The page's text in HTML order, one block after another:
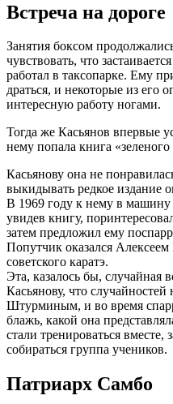
Встреча на дороге
Занятия боксом
чувствовать, что
работал в таксопарке. Ему
драться, и некоторые из его
интересную работу ногами.
Тогда же Касьянов впервые
нему попала книга
Касьянову она не
выкидывать редкое издание
В 1969 году к нему в машину
увидев книгу,
затем предложил ему
Попутчик оказался
советского каратэ.
Эта, казалось бы, случайная
Касьянову, что
Штурминым, и во время
блажь, какой она
стали тренироваться вместе,
собираться группа учеников.
Патриарх Самбо